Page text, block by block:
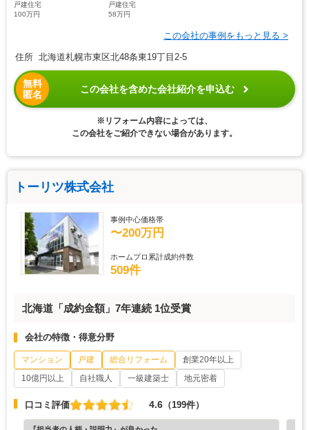
戸建住宅
100万円
戸建住宅
58万円
この会社の事例をもっと見る >
住所 北海道札幌市東区北48条東19丁目2-5
無料
匿名
この会社を含めた会社紹介を申込む
※リフォーム内容によっては、
この会社をご紹介できない場合があります。
トーリツ株式会社
事例中心価格帯
〜200万円
ホームプロ累計成約件数
509件
北海道「成約金額」7年連続 1位受賞
会社の特徴・得意分野
マンション 戸建 総合リフォーム
創業20年以上
10億円以上
自社職人 一級建築士 地元密着
口コミ評価 4.6 （199件）